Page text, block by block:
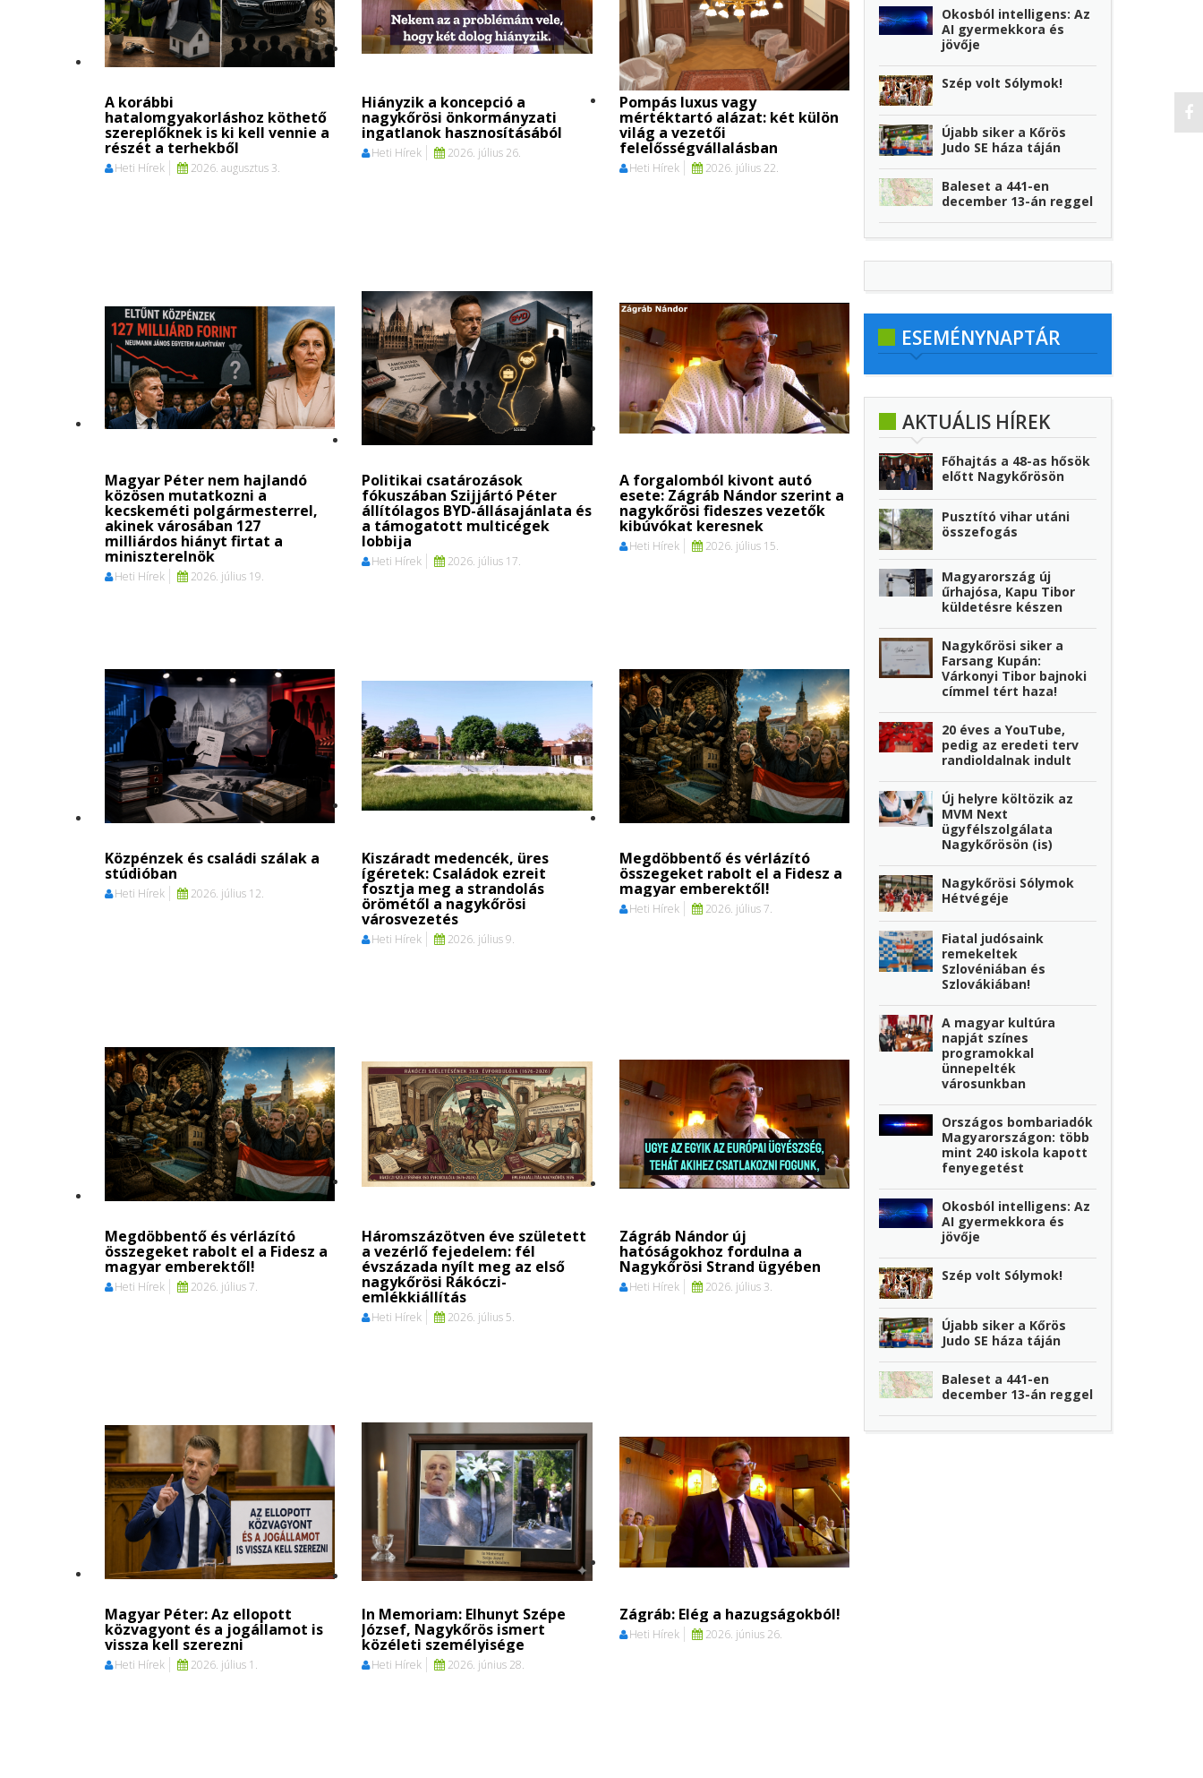
A korábbi
hatalomgyakorláshoz köthető
szereplőknek is ki kell vennie a
részét a terhekből
Heti Hírek 2026. augusztus 3.
Hiányzik a koncepció a
nagykőrösi önkormányzati
ingatlanok hasznosításából
Heti Hírek 2026. július 26.
Pompás luxus vagy
mértéktartó alázat: két külön
világ a vezetői
felelősségvállalásban
Heti Hírek 2026. július 22.
Magyar Péter nem hajlandó
közösen mutatkozni a
kecskeméti polgármesterrel,
akinek városában 127
milliárdos hiányt firtat a
miniszterelnök
Heti Hírek 2026. július 19.
Politikai csatározások
fókuszában Szijjártó Péter
állítólagos BYD-állásajánlata és
a támogatott multicégek
lobbija
Heti Hírek 2026. július 17.
A forgalomból kivont autó
esete: Zágráb Nándor szerint a
nagykőrösi fideszes vezetők
kibúvókat keresnek
Heti Hírek 2026. július 15.
Közpénzek és családi szálak a
stúdióban
Heti Hírek 2026. július 12.
Kiszáradt medencék, üres
ígéretek: Családok ezreit
fosztja meg a strandolás
örömétől a nagykőrösi
városvezetés
Heti Hírek 2026. július 9.
Megdöbbentő és vérlázító
összegeket rabolt el a Fidesz a
magyar emberektől!
Heti Hírek 2026. július 7.
Megdöbbentő és vérlázító
összegeket rabolt el a Fidesz a
magyar emberektől!
Heti Hírek 2026. július 7.
Háromszázötven éve született
a vezérlő fejedelem: fél
évszázada nyílt meg az első
nagykőrösi Rákóczi-
emlékkiállítás
Heti Hírek 2026. július 5.
Zágráb Nándor új
hatóságokhoz fordulna a
Nagykőrösi Strand ügyében
Heti Hírek 2026. július 3.
Magyar Péter: Az ellopott
közvagyont és a jogállamot is
vissza kell szerezni
Heti Hírek 2026. július 1.
In Memoriam: Elhunyt Szépe
József, Nagykőrös ismert
közéleti személyisége
Heti Hírek 2026. június 28.
Zágráb: Elég a hazugságokból!
Heti Hírek 2026. június 26.
Okosból intelligens: Az
AI gyermekkora és
jövője
Szép volt Sólymok!
Újabb siker a Kőrös
Judo SE háza táján
Baleset a 441-en
december 13-án reggel
ESEMÉNYNAPTÁR
AKTUÁLIS HÍREK
Főhajtás a 48-as hősök
előtt Nagykőrösön
Pusztító vihar utáni
összefogás
Magyarország új
űrhajósa, Kapu Tibor
küldetésre készen
Nagykőrösi siker a
Farsang Kupán:
Várkonyi Tibor bajnoki
címmel tért haza!
20 éves a YouTube,
pedig az eredeti terv
randioldalnak indult
Új helyre költözik az
MVM Next
ügyfélszolgálata
Nagykőrösön (is)
Nagykőrösi Sólymok
Hétvégéje
Fiatal judósaink
remekeltek
Szlovéniában és
Szlovákiában!
A magyar kultúra
napját színes
programokkal
ünnepelték
városunkban
Országos bombariadók
Magyarországon: több
mint 240 iskola kapott
fenyegetést
Okosból intelligens: Az
AI gyermekkora és
jövője
Szép volt Sólymok!
Újabb siker a Kőrös
Judo SE háza táján
Baleset a 441-en
december 13-án reggel